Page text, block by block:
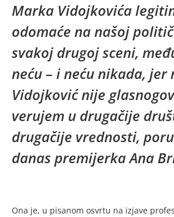
Marka Vidojkovića
odomaće na našoj
svakoj drugoj sceni,
neću – i neću nikada, jer
Vidojković nije
verujem u drugačije
drugačije vrednosti,
danas premijerka Ana
Ona je, u pisanom osvrtu na izjave